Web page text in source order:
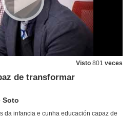
Visto 801 veces
de transformar
Soto
da infancia e cunha educación capaz de